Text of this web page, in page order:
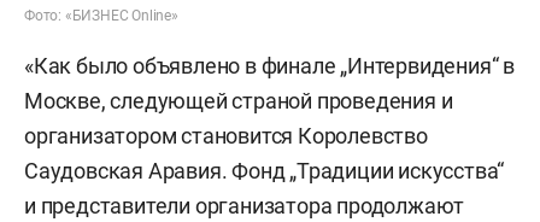
Фото: «БИЗНЕС Online»
«Как было объявлено в финале „Интервидения“ в
Москве, следующей страной проведения и
организатором становится Королевство
Саудовская Аравия. Фонд „Традиции искусства“
и представители организатора продолжают